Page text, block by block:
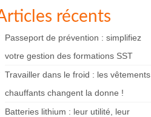
récents
Passeport de prévention : simplifiez
votre gestion des formations SST
Travailler dans le froid : les vêtements
chauffants changent la donne !
Batteries lithium : leur utilité, leur